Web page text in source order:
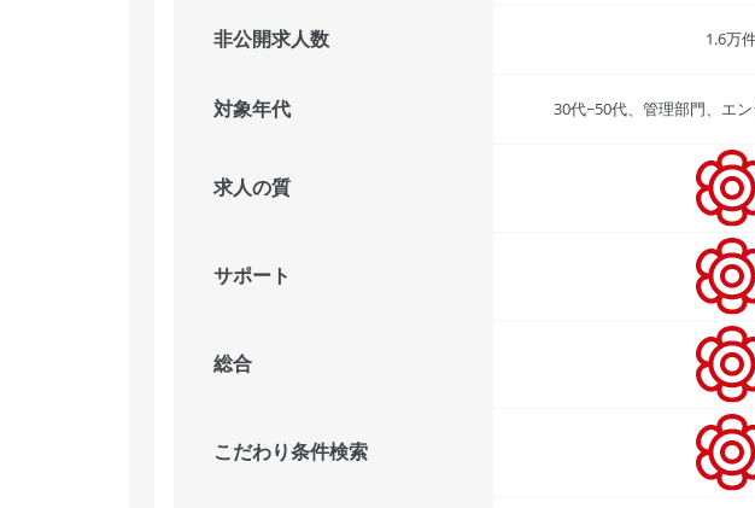
非公開求人数 1.6万
対象年代 30代~50代、管理部門、エ
求人の質
サポート
総合
こだわり条件検索